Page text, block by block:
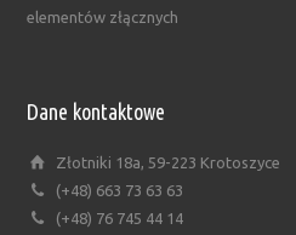
elementów złącznych
Dane kontaktowe
Złotniki 18a, 59-223 Krotoszyce
(+48) 663 73 63 63
(+48) 76 745 44 14